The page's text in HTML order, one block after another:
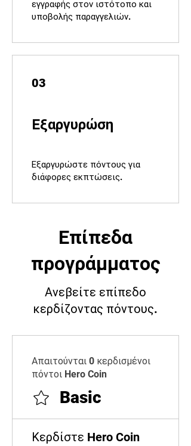
εγγραφής στον ιστότοπο και
υποβολής παραγγελιών.
03
Εξαργυρώση
Εξαργυρώστε πόντους για
διάφορες εκπτώσεις.
Επίπεδα
προγράμματος
Ανεβείτε επίπεδο
κερδίζοντας πόντους.
Basic
Απαιτούνται 0 κερδισμένοι
πόντοι Hero Coin
Κερδίστε Hero Coin